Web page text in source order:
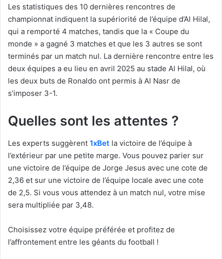
Les statistiques des 10 dernières rencontres de
championnat indiquent la supériorité de l’équipe d’Al Hilal,
qui a remporté 4 matches, tandis que la « Coupe du
monde » a gagné 3 matches et que les 3 autres se sont
terminés par un match nul. La dernière rencontre entre les
deux équipes a eu lieu en avril 2025 au stade Al Hilal, où
les deux buts de Ronaldo ont permis à Al Nasr de
s’imposer 3-1.
Quelles sont les attentes ?
Les experts suggèrent 1xBet la victoire de l’équipe à
l’extérieur par une petite marge. Vous pouvez parier sur
une victoire de l’équipe de Jorge Jesus avec une cote de
2,36 et sur une victoire de l’équipe locale avec une cote
de 2,5. Si vous vous attendez à un match nul, votre mise
sera multipliée par 3,48.
Choisissez votre équipe préférée et profitez de
l’affrontement entre les géants du football !